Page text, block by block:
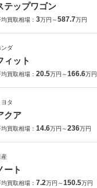
テップワゴン
買取相場： 3万円～587.7万円
ンダ
ィット
買取相場： 20.5万円～166.6万円
ヨタ
クア
買取相場： 14.6万円～236万円
産
ート
買取相場： 7.2万円～150.5万円